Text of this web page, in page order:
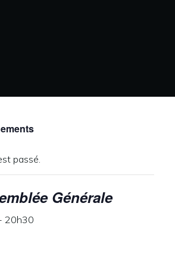
passé.
Générale
20h30